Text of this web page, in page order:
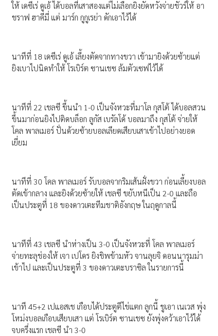
ให้ เดซีเร่ ดูเอ้ ได้บอลที่เสาสองแต่ไม่เลือกยิงยัดหวังจ่ายชัวร์ให้ อา
ชราฟ ฮาคีมี่ แต่ มาร์ก กูกูเรย่า ดักเอาไว้ได้
นาทีที่ 18 เดซีเร่ ดูเอ้ เลี้ยงตัดจากทางขวา เข้ามายิงด้วยซ้ายแต่
ยิงเบาไปนิดทำให้ โรเบิร์ต ซานเชซ ล้มตัวเซฟไว้ได้
นาทีที่ 22 เชลซี ขึ้นนำ 1-0 เป็นจังหวะที่มาโล กุสโต้ ได้บอลสวน
ขึ้นมาก่อนยิงไปติดบล็อก ลูกัส เบรัลโด้ บอลมาถึง กุสโต้ จ่ายให้
โคล พาลเมอร์ ปั่นด้วยซ้ายบอลเลียดเสียบเสาเข้าไปอย่างยอด
เยี่ยม
นาทีที่ 30 โคล พาลเมอร์ รับบอลจากริมเส้นฝั่งขวา ก่อนเลี้ยงบอล
ตัดเข้ากลาง และยิงด้วยซ้ายให้ เชลซี ขยับหนีเป็น 2-0 และถือ
เป็นประตูที่ 18 ของดาวเตะทีมชาติอังกฤษ ในฤดูกาลนี้
นาทีที่ 43 เชลซี นำห่างเป็น 3-0 เป็นจังหวะที่ โคล พาลเมอร์
จ่ายทะลุช่องให้ เจา เปโดร ยิงชิพข้ามหัว จานลุยจิ ดอนนารุมม่า
เข้าไป และเป็นประตูที่ 3 ของดาวเตะบราซิล ในรายการนี้
นาที 45+2 เปแอสเช เกือบได้ประตูตีไข่แตก ลูกนี้ ชูเอา เนเวส พุ่ง
โหม่งบอลเกือบเสียบเสา แต่ โรเบิร์ต ซานเชซ ยังพุ่งคว้าเอาไว้ได้
จบครึ่งแรก เชลซี นำ 3-0